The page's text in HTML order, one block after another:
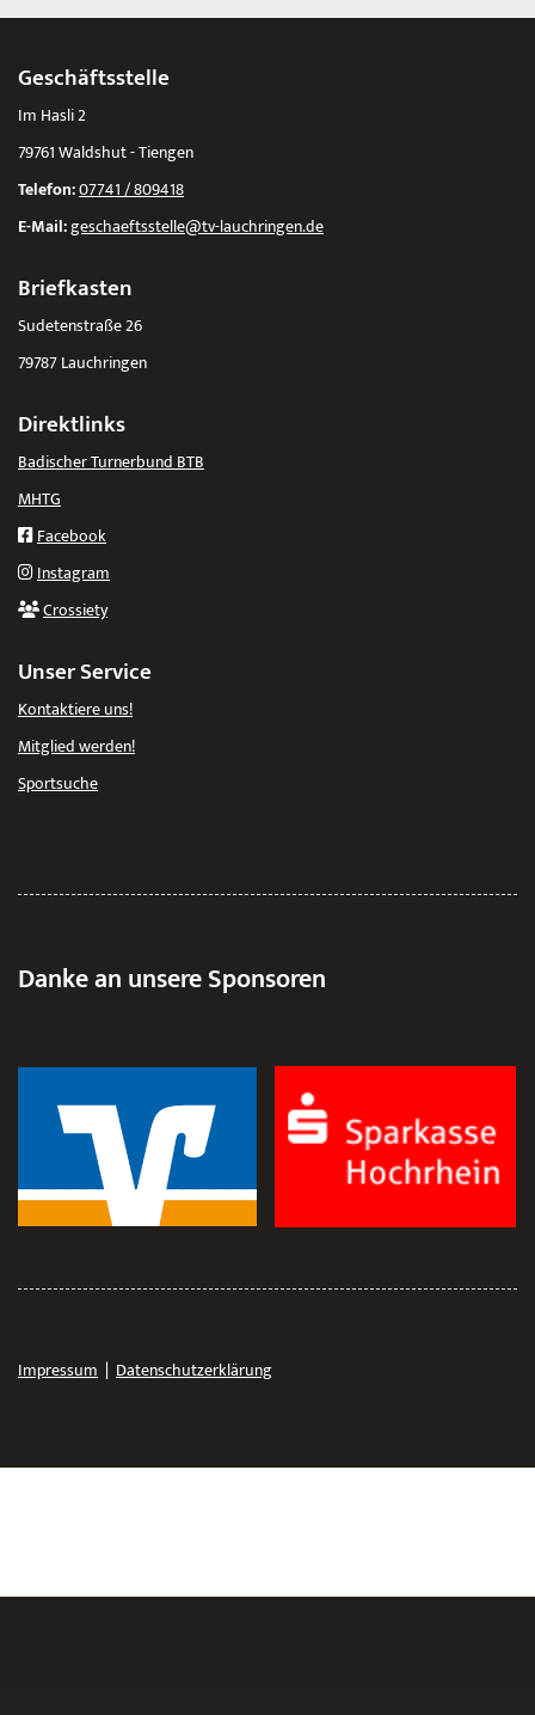
Geschäftsstelle
Im Hasli 2
79761 Waldshut - Tiengen
Telefon:07741 / 809418
E-Mail:geschaeftsstelle@tv-lauchringen.de
Briefkasten
Sudetenstraße 26
79787 Lauchringen
Direktlinks
Badischer Turnerbund BTB
MHTG
Facebook
Instagram
Crossiety
Unser Service
Kontaktiere uns!
Mitglied werden!
Sportsuche
Danke an unsere Sponsoren
Impressum | Datenschutzerklärung